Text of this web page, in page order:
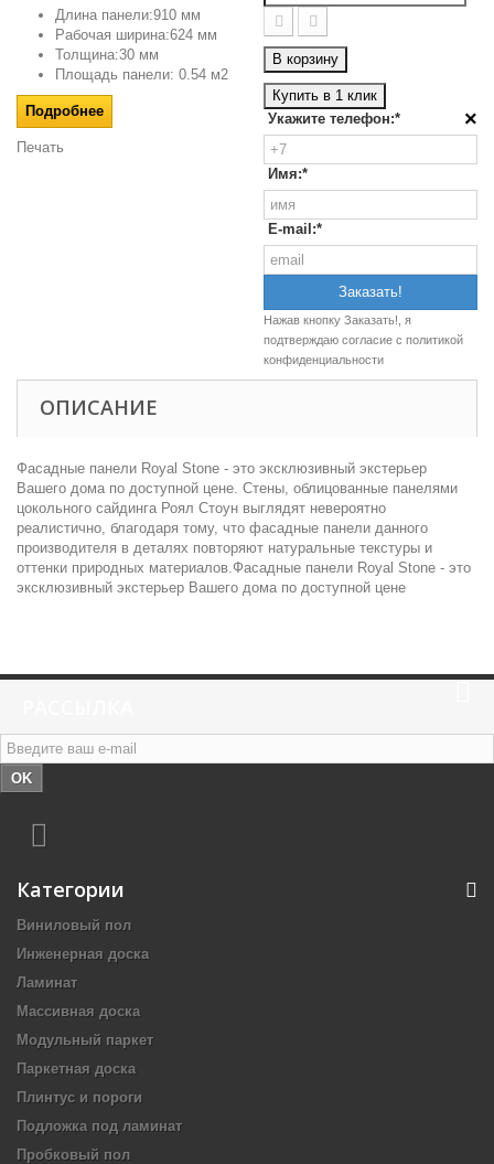
Длина панели:910 мм
Рабочая ширина:624 мм
Толщина:30 мм
Площадь панели: 0.54 м2
Подробнее
Печать
В корзину
Купить в 1 клик
×
Укажите телефон:*
Имя:*
E-mail:*
Нажав кнопку Заказать!, я
подтверждаю согласие c политикой
конфиденциальности
ОПИСАНИЕ
Фасадные панели Royal Stone - это эксклюзивный экстерьер
Вашего дома по доступной цене. Стены, облицованные панелями
цокольного сайдинга Роял Стоун выглядят невероятно
реалистично, благодаря тому, что фасадные панели данного
производителя в деталях повторяют натуральные текстуры и
оттенки природных материалов.Фасадные панели Royal Stone - это
эксклюзивный экстерьер Вашего дома по доступной цене
OK
Категории
Виниловый пол
Инженерная доска
Ламинат
Массивная доска
Модульный паркет
Паркетная доска
Плинтус и пороги
Подложка под ламинат
Пробковый пол